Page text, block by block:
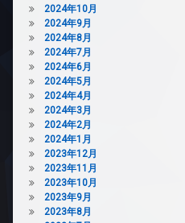
下
宅
配
ボ
ッ
ク
ス
敷
地
内
ゴ
ミ
置
き
2024年10月
2024年9月
2024年8月
2024年7月
2024年6月
2024年5月
2024年4月
2024年3月
2024年2月
2024年1月
2023年12月
2023年11月
2023年10月
2023年9月
2023年8月